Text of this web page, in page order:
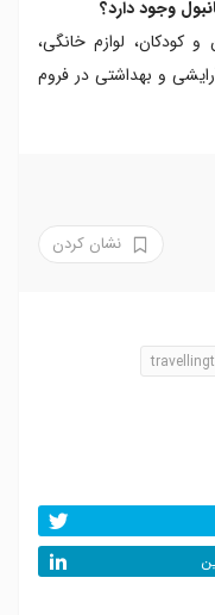
وجود دارد؟
و کودکان، لوازم خانگی،
و بهداشتی در فروم
نشان کردن